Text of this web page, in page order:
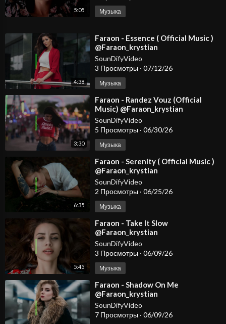
5:05 Музыка
4:38
⁣Faraon - Essence ( Official Music )
@Faraon_krystian
SounDifyVideo
3 Просмотры · 07/12/26
Музыка
3:30
⁣Faraon - Randez Vouz (Official
Music) @Faraon_krystian
SounDifyVideo
5 Просмотры · 06/30/26
Музыка
6:35
⁣Faraon - Serenity ( Official Music )
@Faraon_krystian
SounDifyVideo
2 Просмотры · 06/25/26
Музыка
5:45
⁣Faraon - Take It Slow
@Faraon_krystian
SounDifyVideo
3 Просмотры · 06/09/26
Музыка
⁣Faraon - Shadow On Me
@Faraon_krystian
SounDifyVideo
7 Просмотры · 06/09/26